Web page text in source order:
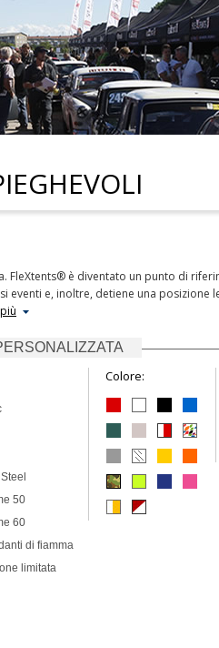
FleXtents® è diventato un punto di
e, inoltre, detiene una posizione
50
60
di fiamma
limitata
Colore: